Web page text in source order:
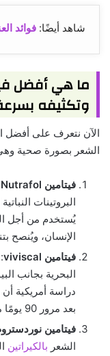
شاهد أيضًا: فوائد
ما هي أفضل
وتكثيفه
الآن نتعرف على أفضل
الشعر بصورة صحية
فيتامين Nutrafol
البروتينات
يُستخدم من أجل
الإنسان، ويُنصح
فيتامين viviscal
البحرية بجانب
دراسة أمريكية
بعد مرور 90 يومًا من استخدامه.
فيتامين
الشعر بالكيراتين